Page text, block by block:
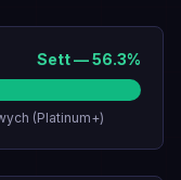
Sett—56.3%
(Platinum+)